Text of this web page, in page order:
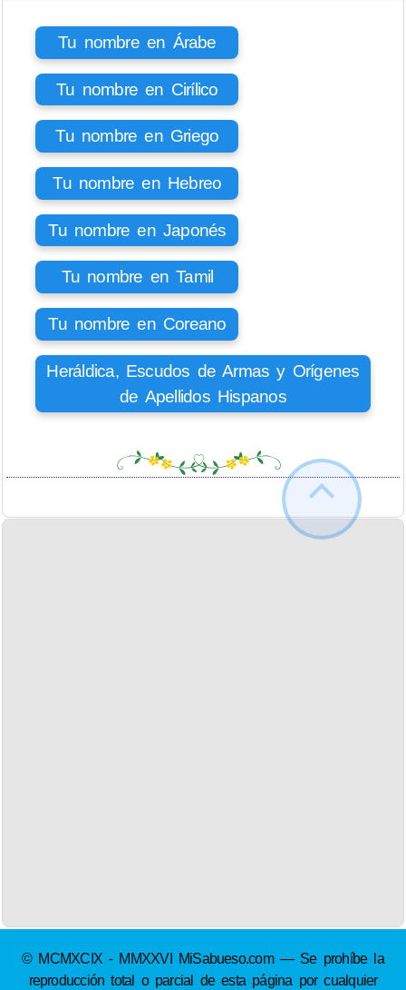
Tu nombre en Árabe
Tu nombre en Cirílico
Tu nombre en Griego
Tu nombre en Hebreo
Tu nombre en Japonés
Tu nombre en Tamil
Tu nombre en Coreano
Heráldica, Escudos de Armas y Orígenes
de Apellidos Hispanos
© MCMXCIX - MMXXVI MiSabueso.com — Se prohíbe la
reproducción total o parcial de esta página por cualquier